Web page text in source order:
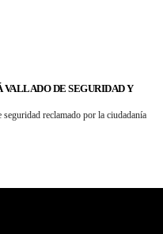
VALLADO DE SEGURIDAD Y
reclamado por la ciudadanía